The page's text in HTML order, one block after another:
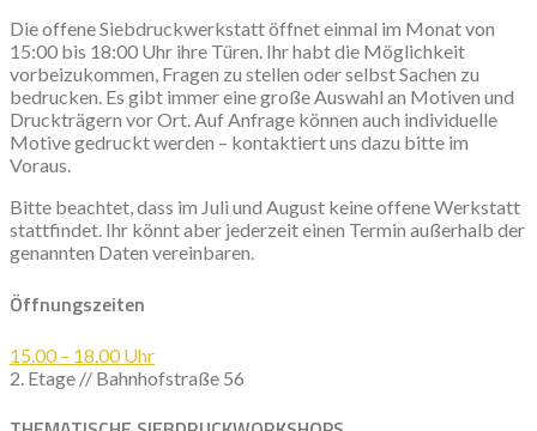
Die offene Siebdruckwerkstatt öffnet einmal im Monat von
15:00 bis 18:00 Uhr ihre Türen. Ihr habt die Möglichkeit
vorbeizukommen, Fragen zu stellen oder selbst Sachen zu
bedrucken. Es gibt immer eine große Auswahl an Motiven und
Druckträgern vor Ort. Auf Anfrage können auch individuelle
Motive gedruckt werden – kontaktiert uns dazu bitte im
Voraus.
Bitte beachtet, dass im Juli und August keine offene Werkstatt
stattfindet. Ihr könnt aber jederzeit einen Termin außerhalb der
genannten Daten vereinbaren.
Öffnungszeiten
15.00 – 18.00 Uhr
2. Etage // Bahnhofstraße 56